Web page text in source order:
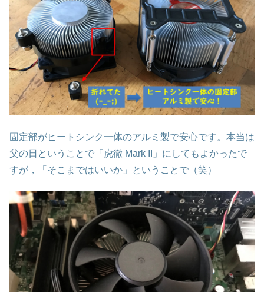
固定部がヒートシンク一体のアルミ製で安心です。本当は
父の日ということで「虎徹 Mark II」にしてもよかったで
すが，「そこまではいいか」ということで（笑）